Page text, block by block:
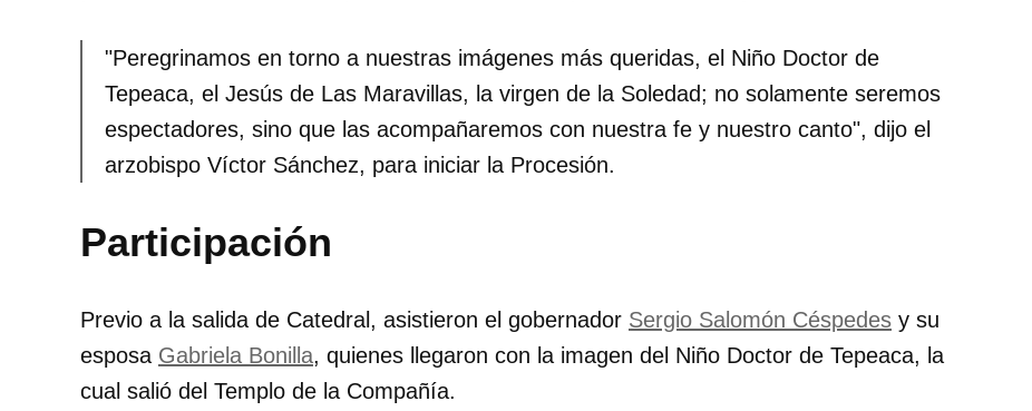
"Peregrinamos en torno a nuestras imágenes más queridas, el Niño Doctor de
Tepeaca, el Jesús de Las Maravillas, la virgen de la Soledad; no solamente seremos
espectadores, sino que las acompañaremos con nuestra fe y nuestro canto", dijo el
arzobispo Víctor Sánchez, para iniciar la Procesión.
Participación
Previo a la salida de Catedral, asistieron el gobernador Sergio Salomón Céspedes y su
esposa Gabriela Bonilla, quienes llegaron con la imagen del Niño Doctor de Tepeaca, la
cual salió del Templo de la Compañía.